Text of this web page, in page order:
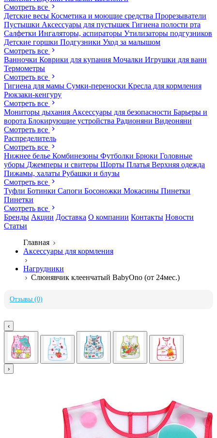
Смотреть все
Детские весы Косметика и моющие средства Прорезыватели
Пустышки Аксессуары для пустышек Гигиена полости рта
Салфетки Ингаляторы, аспираторы Утилизаторы подгузников
Детские горшки Подгузники Уход за малышом
Смотреть все
Ванночки Коврики для купания Мочалки Игрушки для ванн
Термометры
Смотреть все
Гигиена для мамы Сумки-переноски Кресла для кормления
Рюкзаки-кенгуру
Смотреть все
Мониторы дыхания Аксессуары для безопасности Барьеры и
ворота Блокирующие устройства Радионяни Видеоняни
Смотреть все
Распределитель
Смотреть все
Нижнее белье Комбинезоны Футболки Брюки Головные
уборы Джемперы и свитеры Шорты Платья Верхняя одежда
Пижамы, халаты Рубашки и блузы
Смотреть все
Туфли Ботинки Сапоги Босоножки Мокасины Пинетки
Пинетки
Смотреть все
Бренды Акции Доставка О компании Контакты Новости
Статьи
Главная
Аксессуары для кормления
Нагрудники
Слюнявчик клеенчатый BabyOno (от 24мес.)
Отзывы (0)
‹
›